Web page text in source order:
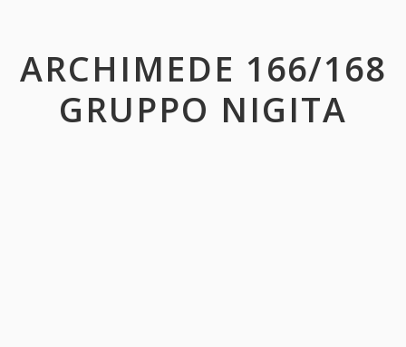
ARCHIMEDE 166/168
GRUPPO NIGITA